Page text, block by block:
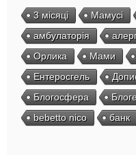
3 місяці Мамусі
амбулаторія
Орлика
Мами
Ентеросгель
Блогосфера
bebetto nico
банк